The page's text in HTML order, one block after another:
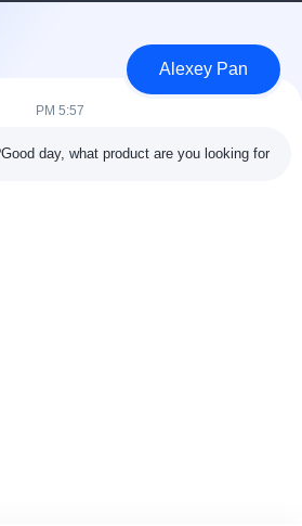
معلومات عنا
المنتجات
اتصل بنا
فئات
Alexey Pan
5:57 PM
Good day, what product are you looking for?